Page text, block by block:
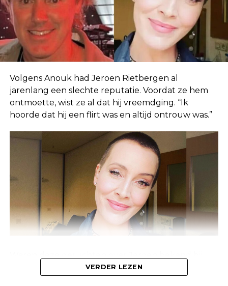
Volgens Anouk had Jeroen Rietbergen al
jarenlang een slechte reputatie. Voordat ze hem
ontmoette, wist ze al dat hij vreemdging. “Ik
hoorde dat hij een flirt was en altijd ontrouw was.”
Linda, of waren ze alleen bekend bij de mensen
VERDER LEZEN